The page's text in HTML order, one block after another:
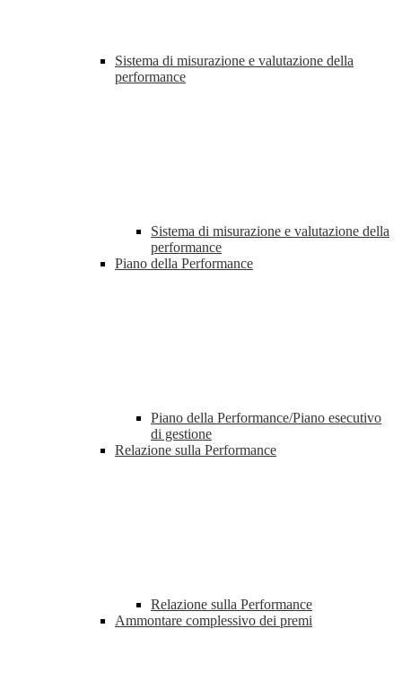
Sistema di misurazione e valutazione della
performance
Sistema di misurazione e valutazione della
performance
Piano della Performance
Piano della Performance/Piano esecutivo
di gestione
Relazione sulla Performance
Relazione sulla Performance
Ammontare complessivo dei premi